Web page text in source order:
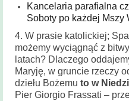
Kancelaria parafialna
Soboty po każdej Mszy
4. W prasie katolickiej;
możemy wyciągnąć z
latach? Dlaczego
Maryję, w gruncie rzeczy
dziełu Bożemu to w
Pier Giorgio Frassati –